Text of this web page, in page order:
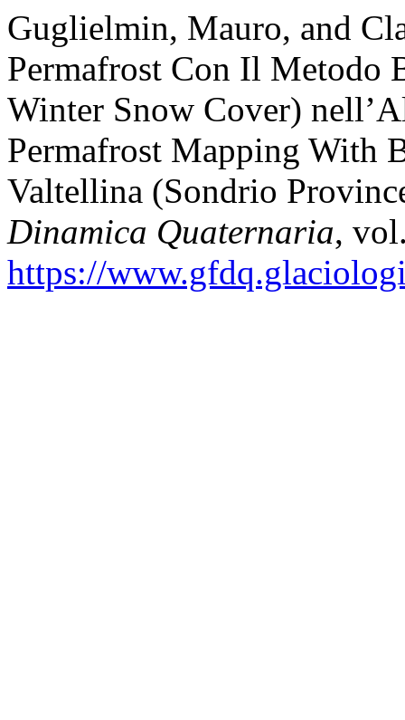
Guglielmin, Mauro, and
Permafrost Con Il Metodo
Winter Snow Cover)
Permafrost Mapping With
Valtellina (Sondrio
Dinamica Quaternaria,
https://